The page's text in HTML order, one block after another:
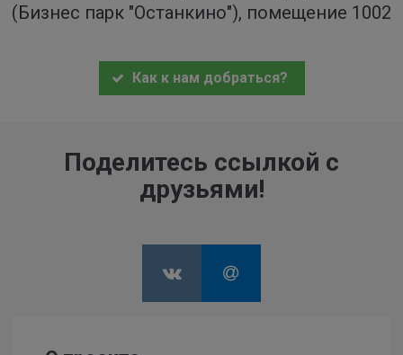
(Бизнес парк "Останкино"), помещение 1002
Как к нам добраться?
Поделитесь ссылкой с
друзьями!